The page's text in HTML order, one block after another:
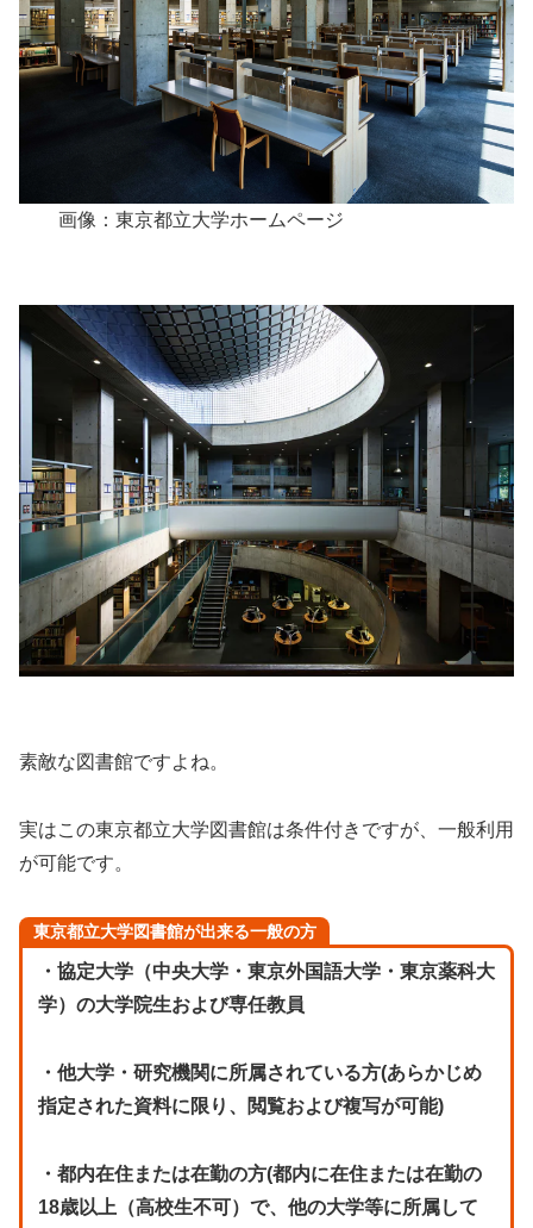
画像：東京都立大学ホームページ
素敵な図書館ですよね。
実はこの東京都立大学図書館は条件付きですが、一般利用
が可能です。
東京都立大学図書館が出来る一般の方
・協定大学（中央大学・東京外国語大学・東京薬科大
学）の大学院生および専任教員
・他大学・研究機関に所属されている方(あらかじめ
指定された資料に限り、閲覧および複写が可能)
・都内在住または在勤の方(都内に在住または在勤の
18歳以上（高校生不可）で、他の大学等に所属して